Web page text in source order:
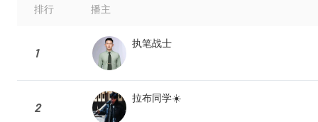
排行 播主
1
执笔战士
2
拉布同学☀️